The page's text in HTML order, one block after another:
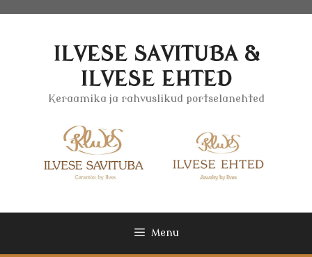
ILVESE SAVITUBA &
ILVESE EHTED
Keraamika ja rahvuslikud portselanehted
Menu